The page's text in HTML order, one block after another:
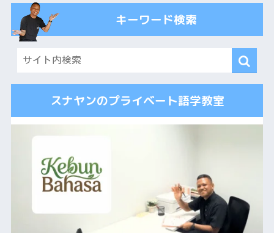
キーワード検索
スナヤンのプライベート語学教室